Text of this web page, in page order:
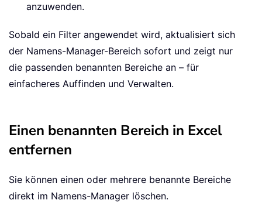
anzuwenden.
Sobald ein Filter angewendet wird, aktualisiert sich
der Namens-Manager-Bereich sofort und zeigt nur
die passenden benannten Bereiche an – für
einfacheres Auffinden und Verwalten.
Einen benannten Bereich in Excel
entfernen
Sie können einen oder mehrere benannte Bereiche
direkt im Namens-Manager löschen.